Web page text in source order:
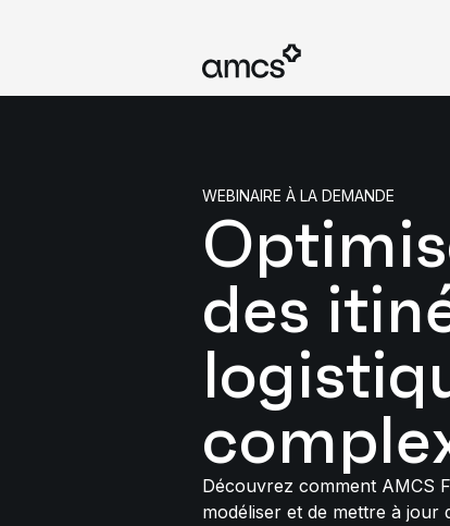
WEBINAIRE À LA DEMANDE
des
Découvrez comment AMCS
modéliser et de mettre à jour